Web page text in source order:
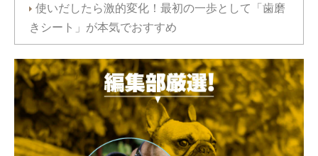
使いだしたら激的変化！最初の一歩として「歯磨
きシート」が本気でおすすめ